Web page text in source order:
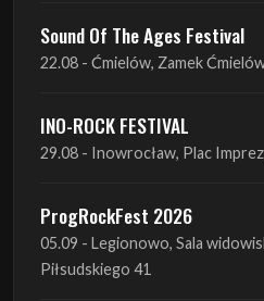
Sound Of The Ages Festival
22.08 - Ćmielów, Zamek
INO-ROCK FESTIVAL
29.08 - Inowrocław, Plac
ProgRockFest 2026
05.09 - Legionowo, Sala
Piłsudskiego 41